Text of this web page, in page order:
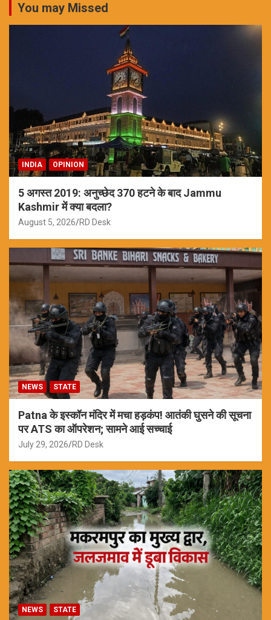
You may Missed
INDIA OPINION
5 अगस्त 2019: अनुच्छेद 370 हटने के बाद Jammu
Kashmir में क्या बदला?
August 5, 2026 RD Desk
NEWS STATE
Patna के इस्कॉन मंदिर में मचा हड़कंप! आतंकी घुसने की सूचना
पर ATS का ऑपरेशन; सामने आई सच्चाई
July 29, 2026 RD Desk
NEWS STATE